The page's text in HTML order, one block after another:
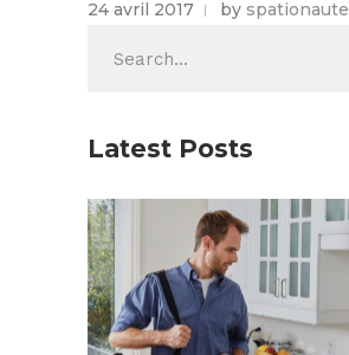
24 avril 2017 by spationaute
for:
Latest Posts